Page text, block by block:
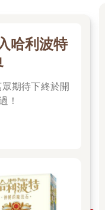
的雄高笑道：
一般人來說，確實可
苦笑接受。圓好奇地
：
請使用『白房』，永
三人都沒有把那個資
樣分配呢？我們三人
哈利波特
期待下終於開
！